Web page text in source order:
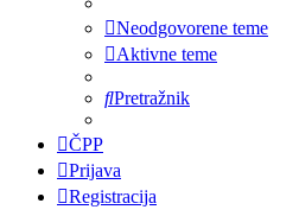
Neodgovorene teme
Aktivne teme
Pretražnik
ČPP
Prijava
Registracija